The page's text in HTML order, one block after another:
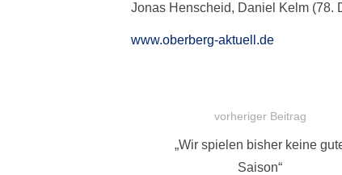
Jonas Henscheid, Daniel Kelm (78.
www.oberberg-aktuell.de
vorheriger Beitrag
Vorheriger
„Wir spielen bisher keine
Saison“